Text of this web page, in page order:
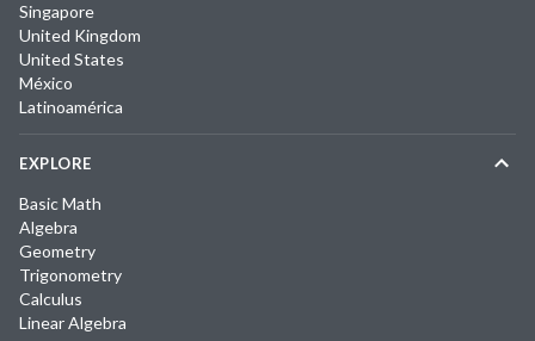
Singapore
United Kingdom
United States
México
Latinoamérica
EXPLORE
Basic Math
Algebra
Geometry
Trigonometry
Calculus
Linear Algebra